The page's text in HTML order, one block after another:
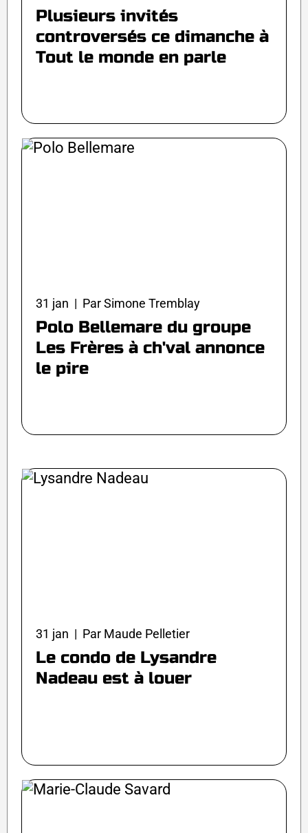
Plusieurs invités
controversés ce dimanche à
Tout le monde en parle
31 jan | Par Simone Tremblay
Polo Bellemare du groupe
Les Frères à ch'val annonce
le pire
31 jan | Par Maude Pelletier
Le condo de Lysandre
Nadeau est à louer